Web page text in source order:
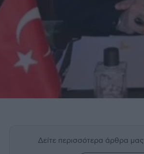
Δείτε περισσότερα άρθρα μας